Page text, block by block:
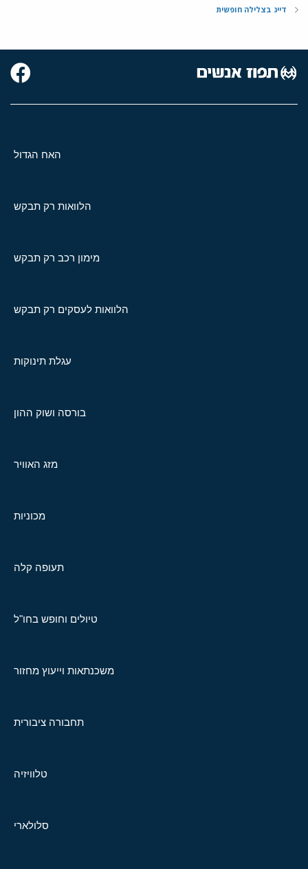
דייג בצלילה חופשית
האח הגדול
הלוואות רק תבקש
מימון רכב רק תבקש
הלוואות לעסקים רק תבקש
עגלת תינוקות
בורסה ושוק ההון
מזג האוויר
מכוניות
תעופה קלה
טיולים וחופש בחו"ל
משכנתאות וייעוץ מחזור
תחבורה ציבורית
טלוויזיה
סלולארי